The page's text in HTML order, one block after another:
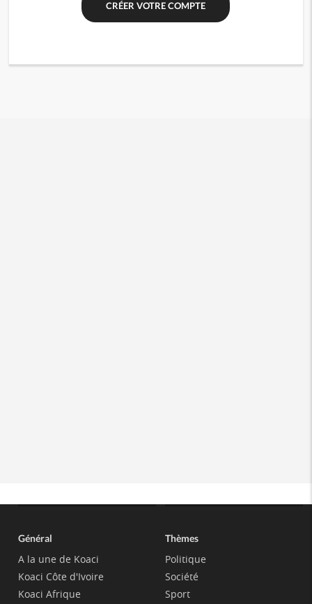
Général
A la une de Koaci
Koaci Côte d'Ivoire
Koaci Afrique
Thèmes
Politique
Société
Sport